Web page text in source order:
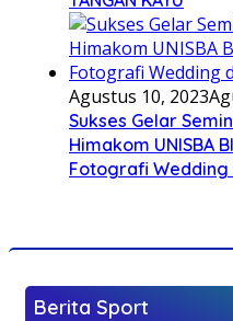
Agustus 10, 2023
Sukses Gelar
Himakom UNISBA
Fotografi Wedding
Berita Sport